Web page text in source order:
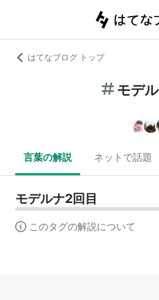
はてなブログ トップ
モデ
言葉の解説 ネットで話題
モデルナ2回目
このタグの解説について